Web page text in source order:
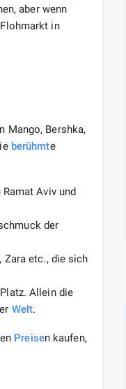
aber wenn
in
Mango, Bershka,
berühmte
Aviv und
der
Zara etc., die sich
Allein die
Welt.
Preisen kaufen,